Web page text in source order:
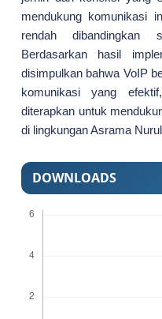
mendukung komunikasi
rendah dibandingkan
Berdasarkan hasil
disimpulkan bahwa VoIP
komunikasi yang
diterapkan untuk
di lingkungan Asrama
DOWNLOADS